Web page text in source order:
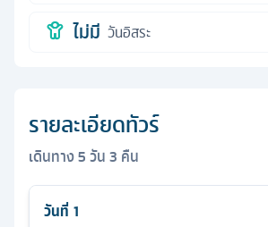
ไม่มี วันอิสระ
รายละเอียดทัวร์
เดินทาง5วัน3 คืน
วันที่ 1